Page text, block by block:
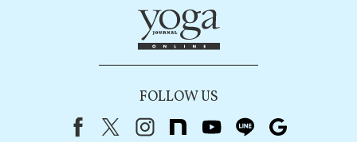
FOLLOW US
FacebookX（旧Twitter）
instagram
note youtubeline